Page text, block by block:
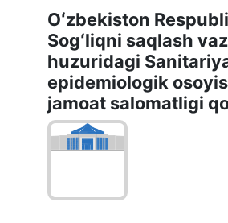
Oʻzbekiston
Sogʻliqni saqlash
huzuridagi
epidemiologik
jamoat salomatligi